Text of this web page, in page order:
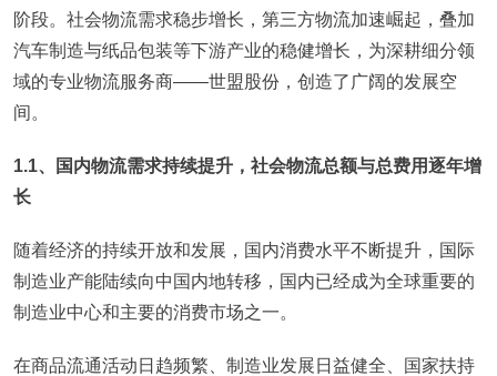
阶段。社会物流需求稳步增长，第三方物流加速崛起，叠加
汽车制造与纸品包装等下游产业的稳健增长，为深耕细分领
域的专业物流服务商——世盟股份，创造了广阔的发展空
间。
1.1、国内物流需求持续提升，社会物流总额与总费用逐年增
长
随着经济的持续开放和发展，国内消费水平不断提升，国际
制造业产能陆续向中国内地转移，国内已经成为全球重要的
制造业中心和主要的消费市场之一。
在商品流通活动日趋频繁、制造业发展日益健全、国家扶持